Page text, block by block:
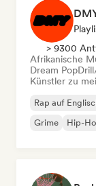
> 9300
Afrikanische
Dream Pop
Künstler zu
Rap auf
Grime
Hip-